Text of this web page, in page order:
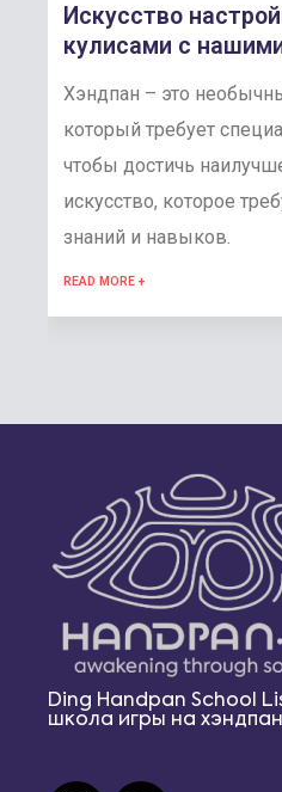
Искусство
кулисами с
Хэндпан – это
который требует
чтобы достичь
искусство, которое
знаний и навыков.
READ MORE +
Ding Handpan School
школа игры на